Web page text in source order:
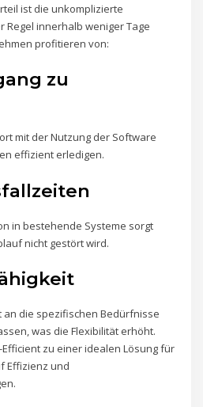
ist die unkomplizierte
Regel innerhalb weniger Tage
profitieren von:
zu
mit der Nutzung der Software
effizient erledigen.
in bestehende Systeme sorgt
nicht gestört wird.
an die spezifischen Bedürfnisse
was die Flexibilität erhöht.
zu einer idealen Lösung für
Effizienz und